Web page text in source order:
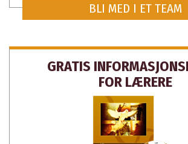
BLI MED I ET TEAM
GRATIS
FOR LÆRERE